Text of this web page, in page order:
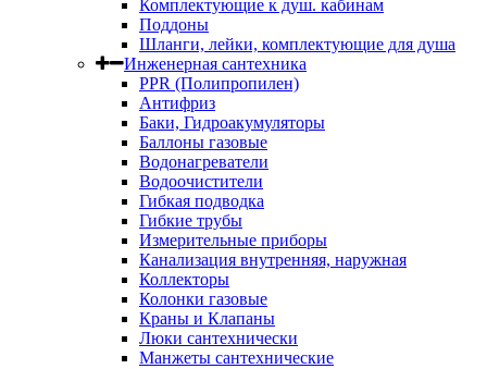
Комплектующие к душ. кабинам
Поддоны
Шланги, лейки, комплектующие для душа
Инженерная сантехника
PPR (Полипропилен)
Антифриз
Баки, Гидроакумуляторы
Баллоны газовые
Водонагреватели
Водоочистители
Гибкая подводка
Гибкие трубы
Измерительные приборы
Канализация внутренняя, наружная
Коллекторы
Колонки газовые
Краны и Клапаны
Люки сантехнически
Манжеты сантехнические